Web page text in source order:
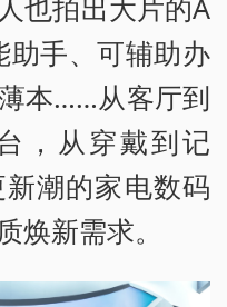
手、可辅助办
本……从客厅到
，从穿戴到记
潮的家电数码
焕新需求。